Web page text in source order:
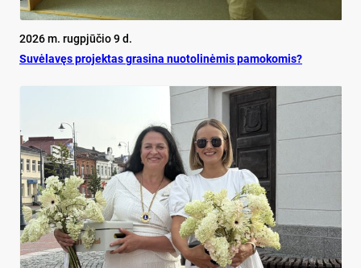
2026 m. rugpjūčio 9 d.
Su­vė­la­vęs pro­jek­tas gra­si­na nuo­to­li­nė­mis pa­mo­ko­mis?